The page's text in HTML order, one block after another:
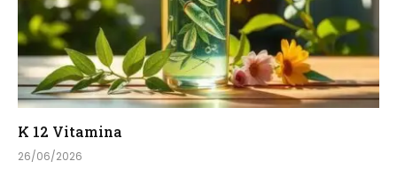
K 12 Vitamina
26/06/2026